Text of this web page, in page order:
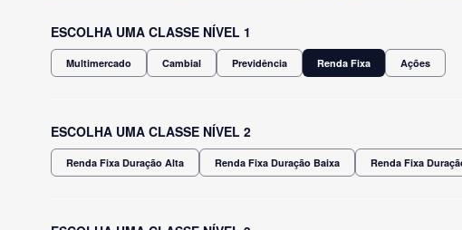
ESCOLHA UMA CLASSE NÍVEL 1
Multimercado Cambial Previdência Renda Fixa Ações
ESCOLHA UMA CLASSE NÍVEL 2
Renda Fixa Duração Alta Renda Fixa Duração Baixa Renda Fixa